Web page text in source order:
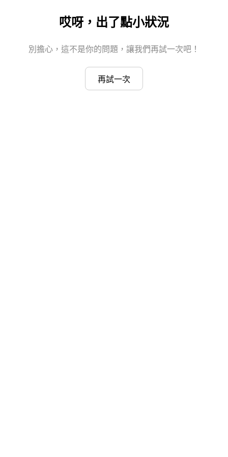
哎呀，出了點小狀況
別擔心，這不是你的問題，讓我們再試一次吧！
再試一次